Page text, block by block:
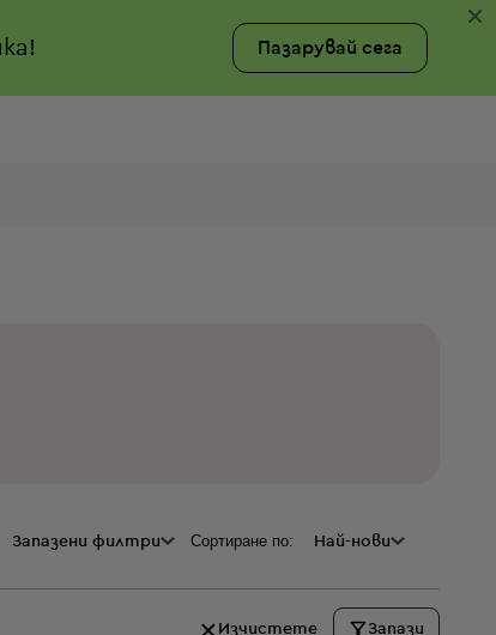
Пазарувай сега
×
Запазени филтри Сортиране по: Най-нови
Изчистете Запази